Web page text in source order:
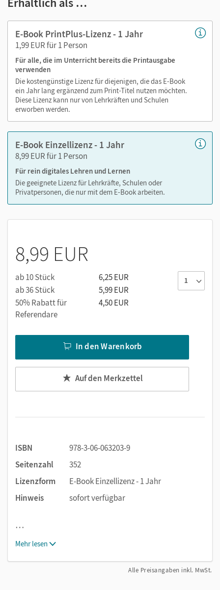
Lesezeichen hinzufügen
Zoomen
E-Book PrintPlus-Lizenz - 1 Jahr
1,99 EUR für 1 Person
Für alle, die im Unterricht bereits die Printausgabe
verwenden
Die kostengünstige Lizenz für diejenigen, die das E-Book
ein Jahr lang ergänzend zum Print-Titel nutzen möchten.
Diese Lizenz kann nur von Lehrkräften und Schulen
erworben werden.
E-Book Einzellizenz - 1 Jahr
8,99 EUR für 1 Person
Für rein digitales Lehren und Lernen
Die geeignete Lizenz für Lehrkräfte, Schulen oder
Privatpersonen, die nur mit dem E-Book arbeiten.
8,99 EUR
ab 10 Stück
6,25 EUR
ab 36 Stück
5,99 EUR
50% Rabatt für
Referendare
4,50 EUR
In den Warenkorb
Auf den Merkzettel
ISBN
978-3-06-063203-9
Seitenzahl
352
Lizenzform
E-Book Einzellizenz - 1 Jahr
Hinweis
sofort verfügbar
…
Mehr lesen
Alle Preisangaben inkl. MwSt.